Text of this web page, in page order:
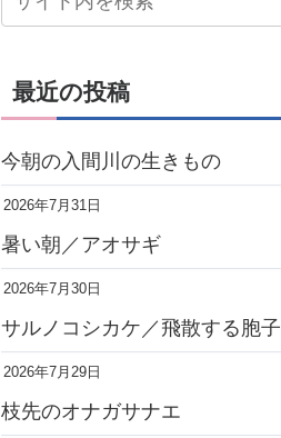
最近の投稿
今朝の入間川の生きもの
2026年7月31日
暑い朝／アオサギ
2026年7月30日
サルノコシカケ／飛散する胞子
2026年7月29日
枝先のオナガサナエ